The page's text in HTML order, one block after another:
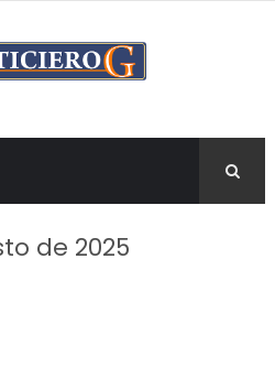
de 2025